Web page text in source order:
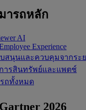
ารถหลัก
AI
Experience
สนุนและควบคุมจากระ
ารสินทรัพย์และแพตช์
ถทั้งหมด
2026